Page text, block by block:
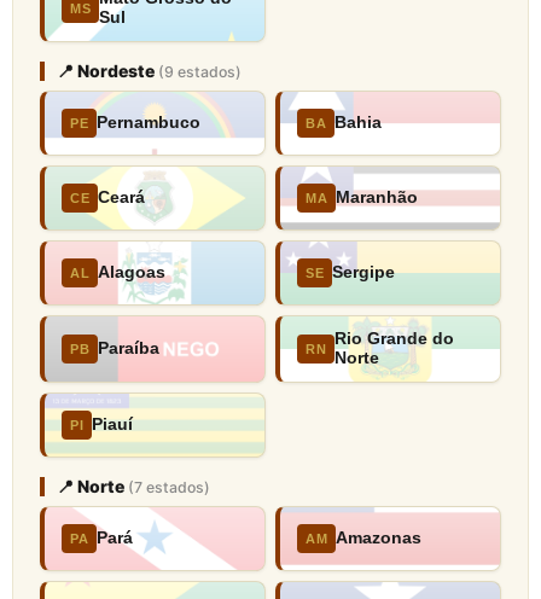
MS Sul
📍 Nordeste (9 estados)
PE Pernambuco BA Bahia
CE Ceará MA Maranhão
AL Alagoas SE Sergipe
PB Paraíba RN
Rio Grande do
Norte
PI Piauí
📍 Norte (7 estados)
PA Pará AM Amazonas